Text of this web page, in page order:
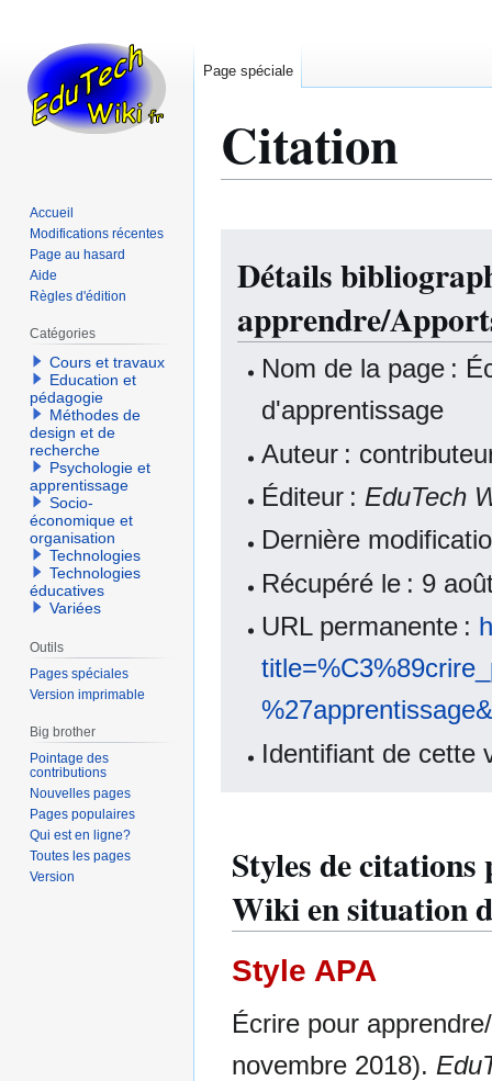
Citation
navigation
recherche
Détails
apprendre/
Nom de la page :
d'apprentissage
Auteur :
Éditeur : EduTech
Dernière
Récupéré le : 9
URL permanente :
Identifiant de cette
Styles de
Wiki en situation
Style APA
Écrire pour
novembre 2018).
Page spéciale
Accueil
Modifications récentes
Page au hasard
Aide
Règles d'édition
Catégories
Cours et travaux
Education et
pédagogie
Méthodes de
design et de
recherche
Psychologie et
apprentissage
Socio-
économique et
organisation
Technologies
Technologies
éducatives
Variées
Outils
Pages spéciales
Version imprimable
Big brother
Pointage des
contributions
Nouvelles pages
Pages populaires
Qui est en ligne?
Toutes les pages
Version